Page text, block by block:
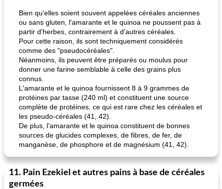
pouding au chocolat maison
Bien qu'elles soient souvent appelées céréales anciennes
ou sans gluten, l'amarante et le quinoa ne poussent pas à
partir d'herbes, contrairement à d'autres céréales.
Pour cette raison, ils sont techniquement considérés
comme des "pseudocéréales".
Néanmoins, ils peuvent être préparés ou moulus pour
donner une farine semblable à celle des grains plus
connus.
L'amarante et le quinoa fournissent 8 à 9 grammes de
protéines par tasse (240 ml) et constituent une source
complète de protéines, ce qui est rare chez les céréales et
les pseudo-céréales (41, 42).
De plus, l'amarante et le quinoa constituent de bonnes
sources de glucides complexes, de fibres, de fer, de
manganèse, de phosphore et de magnésium (41, 42).
11. Pain Ezekiel et autres pains à base de céréales
germées